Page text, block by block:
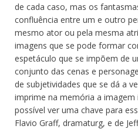
de cada caso, mas os
confluência entre um e outro
mesmo ator ou pela mesma
imagens que se pode formar
espetáculo que se impõem de
conjunto das cenas e
de subjetividades que se dá a
imprime na memória a
possível ver uma chave para
Flavio Graff, dramaturg, e de